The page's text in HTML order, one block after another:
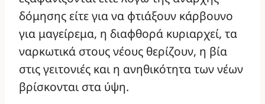
δόμησης είτε για να φτιάξουν κάρβουνο
για μαγείρεμα, η διαφθορά κυριαρχεί, τα
ναρκωτικά στους νέους θερίζουν, η βία
στις γειτονιές και η ανηθικότητα των νέων
βρίσκονται στα ύψη.